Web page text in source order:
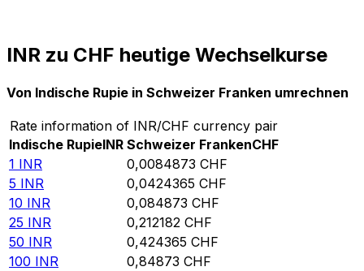
INR zu CHF heutige Wechselkurse
Von Indische Rupie in Schweizer Franken umrechnen
Rate information of INR/CHF currency pair
Indische RupieINR Schweizer FrankenCHF
1 INR 0,0084873 CHF
5 INR 0,0424365 CHF
10 INR 0,084873 CHF
25 INR 0,212182 CHF
50 INR 0,424365 CHF
100 INR 0,84873 CHF